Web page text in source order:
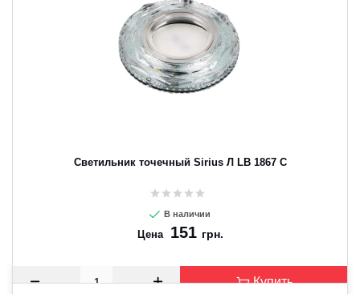
Светильник точечный Sirius Л LB 1867 C
В наличии
Цена 151 грн.
Купить